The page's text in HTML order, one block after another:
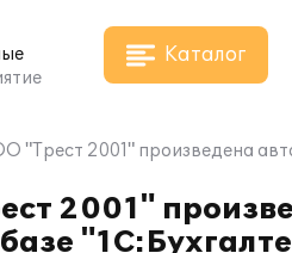
Каталог
"Трест 2001" произведена
2001"